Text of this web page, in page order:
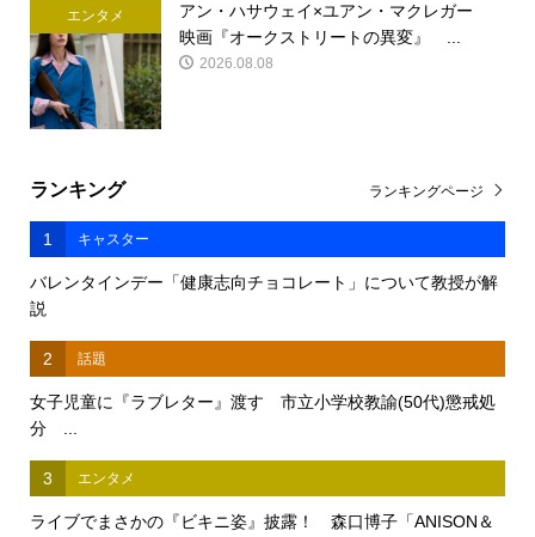
エンタメ
アン・ハサウェイ×ユアン・マクレガー
映画『オークストリートの異変』 ...
2026.08.08
ランキング
1 キャスター
バレンタインデー「健康志向チョコレート」について教授が解
説
2 話題
女子児童に『ラブレター』渡す 市立小学校教諭(50代)懲戒処
分 ...
3 エンタメ
ライブでまさかの『ビキニ姿』披露！ 森口博子「ANISON＆
ランキングページ